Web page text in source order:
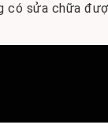
có sửa chữa